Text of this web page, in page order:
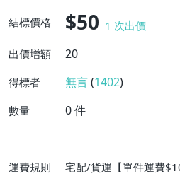
結標價格 $50 1 次出價
出價增額
20
得標者 無言(1402)
數量 0件
運費規則
宅配/貨運【單件運費